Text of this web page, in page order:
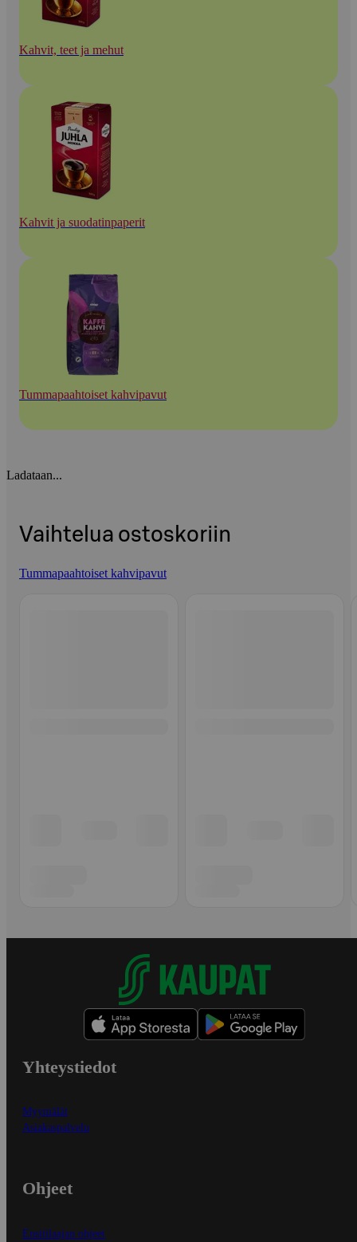
Kahvit, teet ja mehut
Kahvit ja suodatinpaperit
Tummapaahtoiset kahvipavut
Ladataan...
Vaihtelua ostoskoriin
Tummapaahtoiset kahvipavut
Yhteystiedot
Myymälät
Asiakaspalvelu
Ohjeet
Ensitilaajan ohjeet